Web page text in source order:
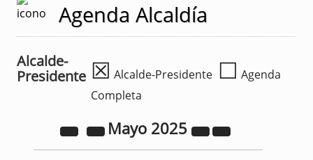
Agenda Alcaldía
Alcalde-
Presidente ☒ Alcalde-Presidente ☐ Agenda
Completa
Mayo 2025